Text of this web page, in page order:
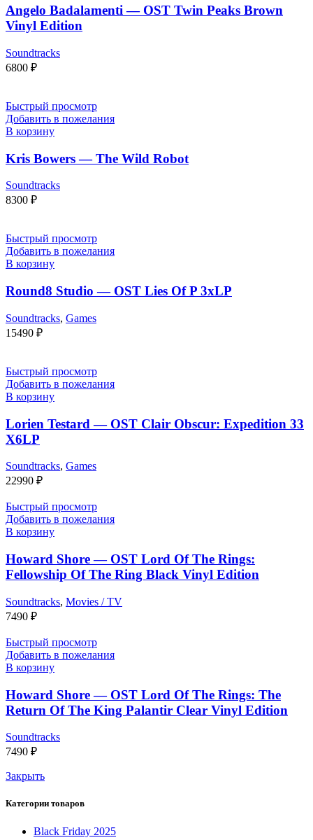
Angelo Badalamenti — OST Twin Peaks Brown
Vinyl Edition
Soundtracks
6800 ₽
Быстрый просмотр
Добавить в пожелания
В корзину
Kris Bowers — The Wild Robot
Soundtracks
8300 ₽
Быстрый просмотр
Добавить в пожелания
В корзину
Round8 Studio — OST Lies Of P 3xLP
Soundtracks, Games
15490 ₽
Быстрый просмотр
Добавить в пожелания
В корзину
Lorien Testard — OST Clair Obscur: Expedition 33
X6LP
Soundtracks, Games
22990 ₽
Быстрый просмотр
Добавить в пожелания
В корзину
Howard Shore — OST Lord Of The Rings:
Fellowship Of The Ring Black Vinyl Edition
Soundtracks, Movies / TV
7490 ₽
Быстрый просмотр
Добавить в пожелания
В корзину
Howard Shore — OST Lord Of The Rings: The
Return Of The King Palantir Clear Vinyl Edition
Soundtracks
7490 ₽
Закрыть
Категории товаров
Black Friday 2025